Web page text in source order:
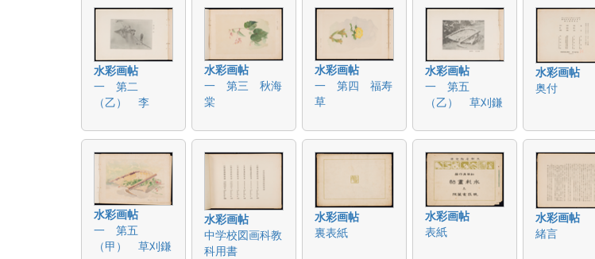
水彩画帖
一 第二
（乙） 李
水彩画帖
一 第三 秋海
棠
水彩画帖
一 第四 福寿
草
水彩画帖
一 第五
（乙） 草刈鎌
水彩画帖
奥付
水彩画帖
一 第五
（甲） 草刈鎌
水彩画帖
中学校図画科教
科用書
水彩画帖
裏表紙
水彩画帖
表紙
水彩画帖
緒言